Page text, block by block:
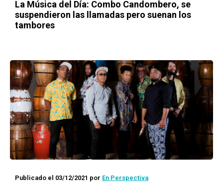
La Música del Día: Combo Candombero, se
suspendieron las llamadas pero suenan los
tambores
Publicado el 03/12/2021 por En Perspectiva